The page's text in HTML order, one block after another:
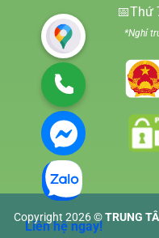
📅Thứ
*Nghỉ
Copyright 2026 ©TRUNG
Liên hệ ngay!